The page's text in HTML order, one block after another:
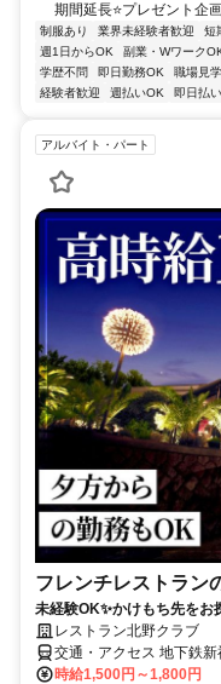
期間延長⭐プレゼント企
制服あり 業界未経験者歓迎 短
週1日からOK
副業・Wワーク
学歴不問
即日勤務OK 職場見
経験者歓迎
週払いOK 即日払
アルバイト・パート
フレンチレストラン
未経験OK✨かけもち先をお
レストラン北野クラブ
交通・アクセス 地下鉄
目」から徒歩10分/各線三
時給1,500円～1,800円